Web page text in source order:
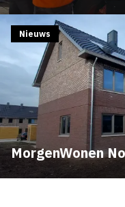
MorgenWonen
Nieuws